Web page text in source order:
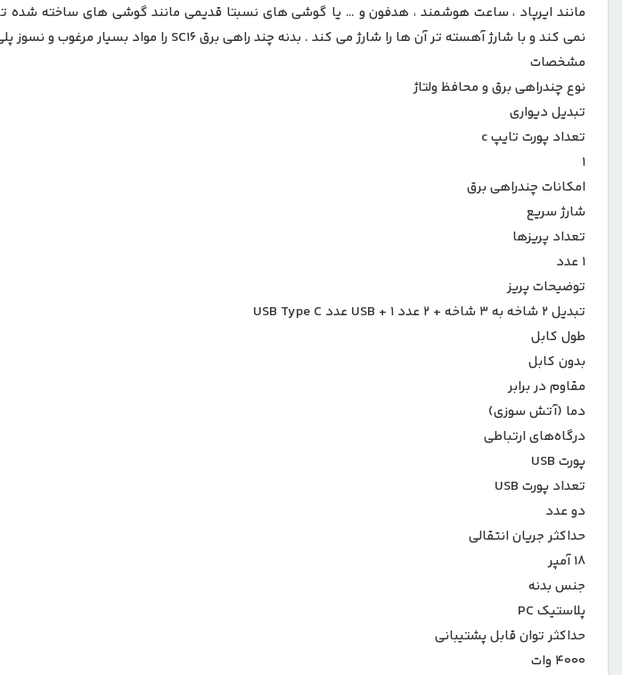
نمی کند و با شارژ آهسته تر آن ها را شارژ می کند . بدنه چند راهی برق SC16 را مواد بسیار مرغوب و نسوز پلی کربنات تشکیل داده است که در برابر حرارت و آتش سوزی بسیار مقاوم است .
مشخصات
نوع چندراهی برق و محافظ ولتاژ
تبدیل دیواری
تعداد پورت تایپ c
۱
امکانات چندراهی برق
شارژ سریع
تعداد پریزها
۱ عدد
توضیحات پریز
تبدیل ۲ شاخه به ۳ شاخه + ۲ عدد USB + ۱ عدد USB Type C
طول کابل
بدون کابل
مقاوم در برابر
دما (آتش سوزی)
درگاه‌های ارتباطی
پورت USB
تعداد پورت USB
دو عدد
حداکثر جریان انتقالی
۱۸ آمپر
جنس بدنه
پلاستیک PC
حداکثر توان قابل پشتیبانی
۴۰۰۰ وات